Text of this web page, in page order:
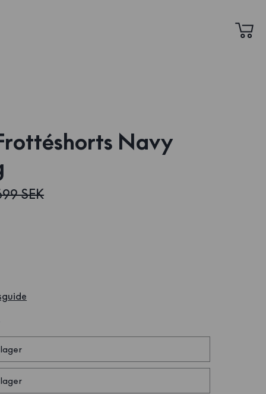
Navy
SEK